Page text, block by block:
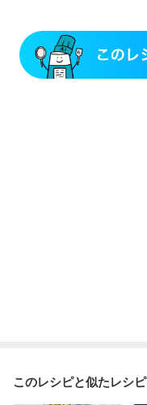
妊婦健診・血圧が気にな
妊婦健診・血糖値が気
妊娠糖尿病(初期)
このレシピと似たレシピ